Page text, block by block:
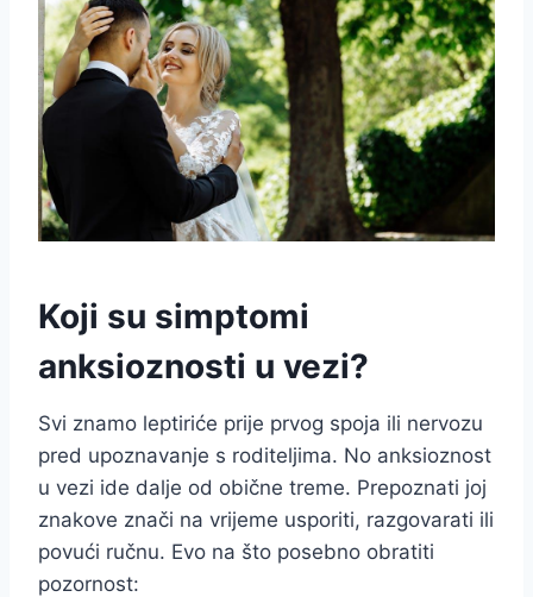
Koji su simptomi
anksioznosti u vezi?
Svi znamo leptiriće prije prvog spoja ili nervozu
pred upoznavanje s roditeljima. No anksioznost
u vezi ide dalje od obične treme. Prepoznati joj
znakove znači na vrijeme usporiti, razgovarati ili
povući ručnu. Evo na što posebno obratiti
pozornost: